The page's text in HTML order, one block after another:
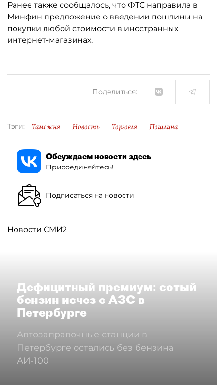
Ранее также сообщалось, что ФТС направила в
Минфин предложение о введении пошлины на
покупки любой стоимости в иностранных
интернет-магазинах.
Поделиться:
Тэги: Таможня Новость Торговля Пошлина
Обсуждаем новости здесь
Присоединяйтесь!
Подписаться на новости
Новости СМИ2
Дефицитный премиум: сотый
бензин исчез с АЗС в
Петербурге
Автозаправочные станции в
Петербурге остались без бензина
АИ-100